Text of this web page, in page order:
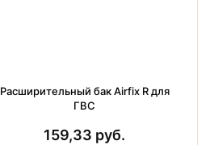
Расширительный бак Airfix R для
ГВС
159,33 руб.